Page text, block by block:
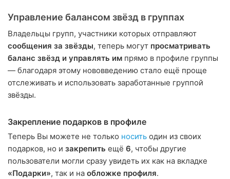
Управление балансом звёзд в группах
Владельцы групп, участники которых отправляют
сообщения за звёзды, теперь могут просматривать
баланс звёзд и управлять им прямо в профиле группы
— благодаря этому нововведению стало ещё проще
отслеживать и использовать заработанные группой
звёзды.
Закрепление подарков в профиле
Теперь Вы можете не только носить один из своих
подарков, но и закрепить ещё 6, чтобы другие
пользователи могли сразу увидеть их как на вкладке
«Подарки», так и на обложке профиля.